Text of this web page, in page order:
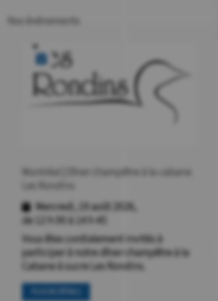
Nos événements
Montréal | Dîner champêtre à la cabane
Les Rondins
Mercredi, 19 août 2026,
de 12 h 00 à 14 h 45
Vous êtes cordialement invités à
participer à notre dîner champêtre à la
Cabane à sucre Les Rondins.